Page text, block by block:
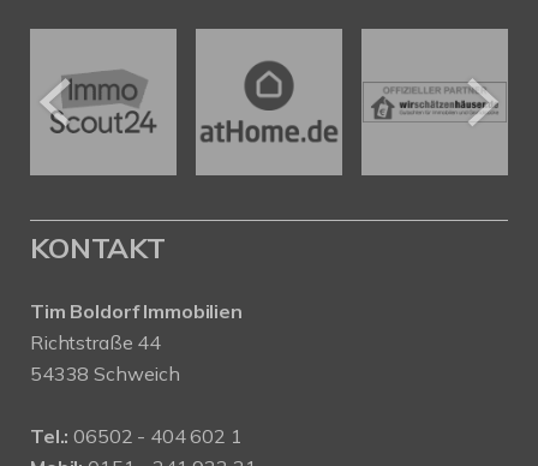
KONTAKT
Tim Boldorf Immobilien
Richtstraße 44
54338 Schweich
Tel.: 06502 - 404 602 1